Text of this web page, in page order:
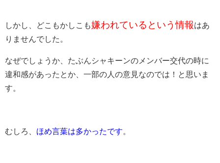
しかし、どこもかしこも嫌われているという情報はあ
りませんでした。
なぜでしょうか、たぶんシャキーンのメンバー交代の時に
違和感があったとか、一部の人の意見なのでは！と思いま
す。
むしろ、 ほめ言葉は多かったです。